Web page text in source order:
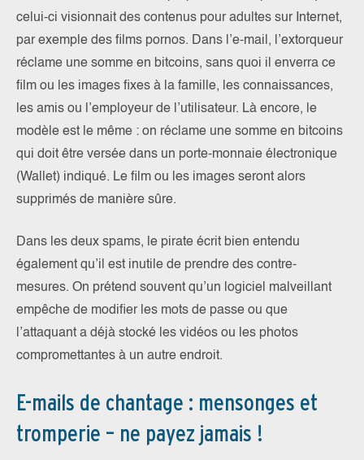
celui-ci visionnait des contenus pour adultes sur Internet,
par exemple des films pornos. Dans l’e-mail, l’extorqueur
réclame une somme en bitcoins, sans quoi il enverra ce
film ou les images fixes à la famille, les connaissances,
les amis ou l’employeur de l’utilisateur. Là encore, le
modèle est le même : on réclame une somme en bitcoins
qui doit être versée dans un porte-monnaie électronique
(Wallet) indiqué. Le film ou les images seront alors
supprimés de manière sûre.
Dans les deux spams, le pirate écrit bien entendu
également qu’il est inutile de prendre des contre-
mesures. On prétend souvent qu’un logiciel malveillant
empêche de modifier les mots de passe ou que
l’attaquant a déjà stocké les vidéos ou les photos
compromettantes à un autre endroit.
E-mails de chantage : mensonges et
tromperie – ne payez jamais !